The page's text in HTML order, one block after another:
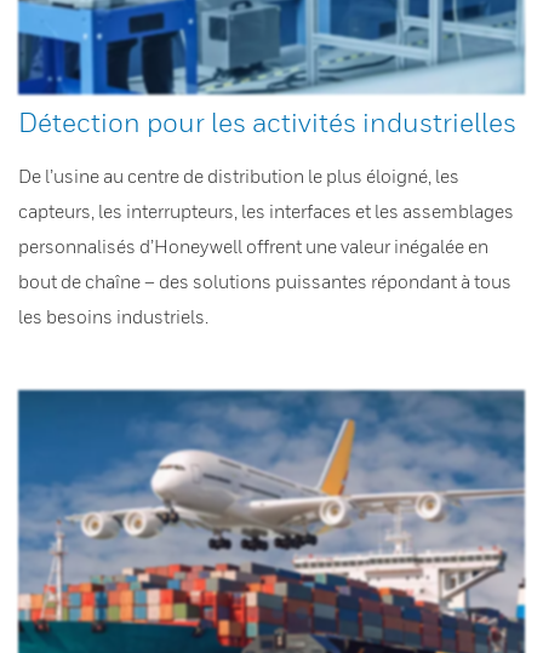
Détection pour les activités industrielles
De l’usine au centre de distribution le plus éloigné, les
capteurs, les interrupteurs, les interfaces et les assemblages
personnalisés d’Honeywell offrent une valeur inégalée en
bout de chaîne – des solutions puissantes répondant à tous
les besoins industriels.